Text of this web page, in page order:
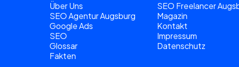
Über Uns
SEO Agentur Augsburg
Google Ads
SEO
Glossar
Fakten
SEO Freelancer
Magazin
Kontakt
Impressum
Datenschutz